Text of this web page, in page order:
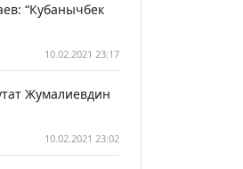
“Кубанычбек
10.02.2021 23:17
Жумалиевдин
10.02.2021 23:02